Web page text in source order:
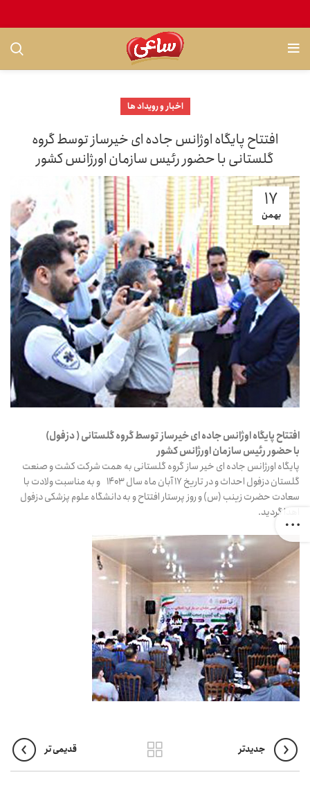
اخبار و رویداد ها
افتتاح پایگاه اوژانس جاده ای خیرساز توسط گروه
گلستانی با حضور رئیس سازمان اورژانس کشور
17
بهمن
افتتاح پایگاه اوژانس جاده ای خیرساز توسط گروه گلستانی ( دزفول)
با حضور رئیس سازمان اورژانس کشور
پایگاه اورژانس جاده ای خیر ساز گروه گلستانی به همت شرکت کشت و صنعت
گلستان دزفول احداث و در تاریخ 17 آبان ماه سال 1403 و به مناسبت ولادت با
سعادت حضرت زینب (س) و روز پرستار افتتاح و به دانشگاه علوم پزشکی دزفول
اهدا گردید.
جدیدتر قدیمی تر